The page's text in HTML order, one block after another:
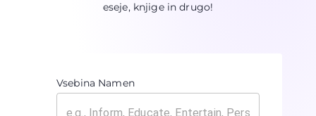
eseje, knjige in drugo!
Vsebina Namen